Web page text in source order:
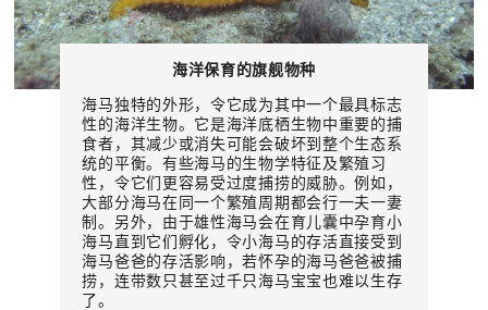
海洋保育的旗舰物种
海马独特的外形，令它成为其中一个最具标志
性的海洋生物。它是海洋底栖生物中重要的捕
食者，其减少或消失可能会破坏到整个生态系
统的平衡。有些海马的生物学特征及繁殖习
性，令它们更容易受过度捕捞的威胁。例如，
大部分海马在同一个繁殖周期都会行一夫一妻
制。另外，由于雄性海马会在育儿囊中孕育小
海马直到它们孵化，令小海马的存活直接受到
海马爸爸的存活影响，若怀孕的海马爸爸被捕
捞，连带数只甚至过千只海马宝宝也难以生存
了。